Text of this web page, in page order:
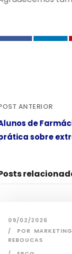
ANTERIOR
de
sobre
09/02/2026
POR
REBOUCAS